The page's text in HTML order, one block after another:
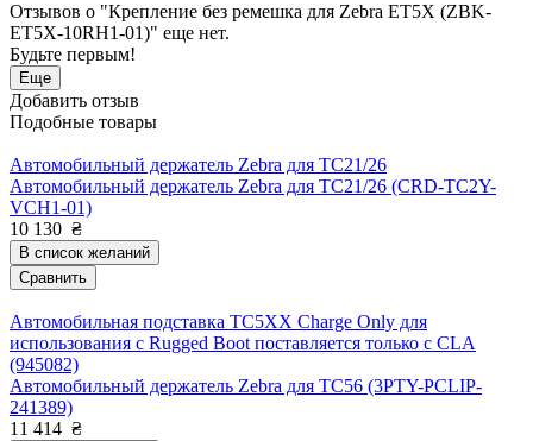
Отзывов о "Крепление без ремешка для Zebra ET5X (ZBK-
ET5X-10RH1-01)" еще нет.
Будьте первым!
Еще
Добавить отзыв
Подобные товары
Автомобильный держатель Zebra для TC21/26
Автомобильный держатель Zebra для TC21/26 (CRD-TC2Y-
VCH1-01)
10 130 ₴
В список желаний
Сравнить
Автомобильная подставка TC5XX Charge Only для
использования с Rugged Boot поставляется только с CLA
(945082)
Автомобильный держатель Zebra для TC56 (3PTY-PCLIP-
241389)
11 414 ₴